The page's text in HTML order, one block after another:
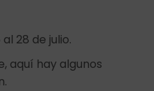
28 de julio.
aquí hay algunos